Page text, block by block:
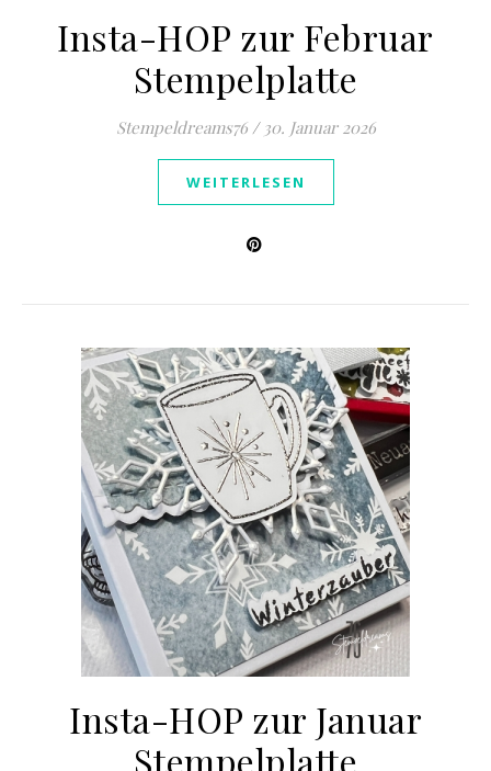
Insta-HOP zur Februar
Stempelplatte
Stempeldreams76 / 30. Januar 2026
WEITERLESEN
Insta-HOP zur Januar
Stempelplatte